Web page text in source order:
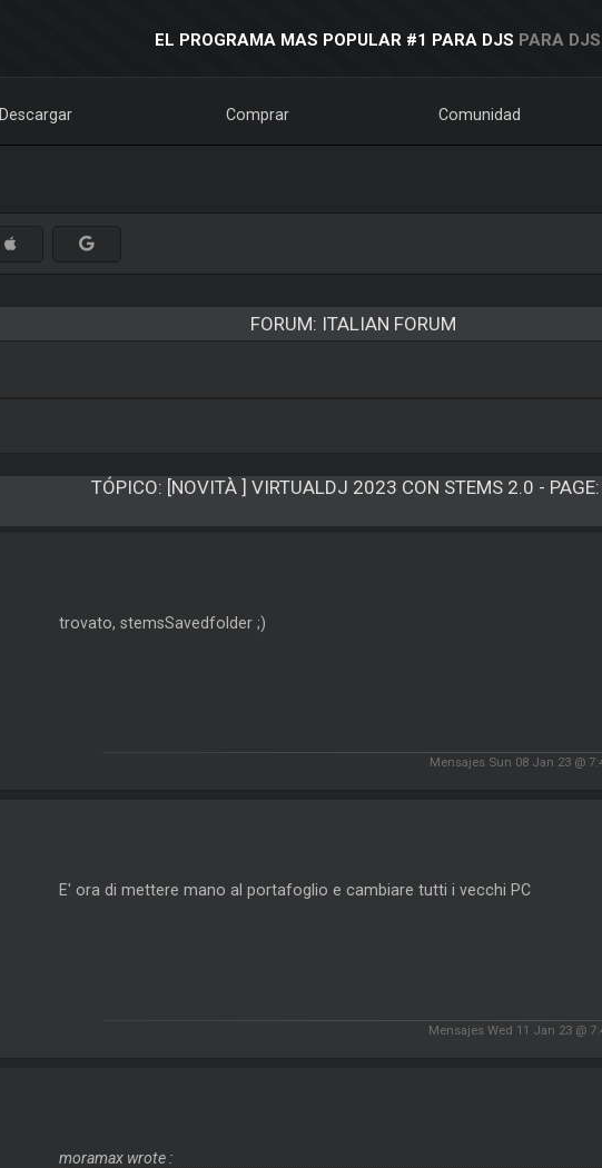
EL PROGRAMA MAS POPULAR #1 PARA DJS PARA
Descargar Comprar Comunidad
FORUM: ITALIAN FORUM
TÓPICO: [NOVITÀ ] VIRTUALDJ 2023 CON STEMS 2.0 -
trovato, stemsSavedfolder ;)
Mensajes Sun 08 Jan 23 @
E' ora di mettere mano al portafoglio e cambiare tutti i vecchi PC
Mensajes Wed 11 Jan 23 @
moramax wrote :